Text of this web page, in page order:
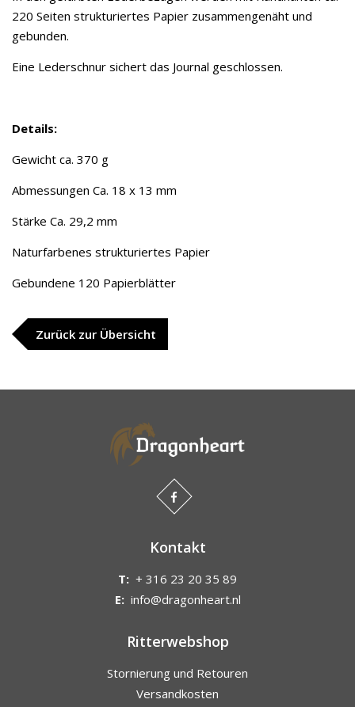
220 Seiten strukturiertes Papier zusammengenäht und
gebunden.
Eine Lederschnur sichert das Journal geschlossen.
Details:
Gewicht ca. 370 g
Abmessungen Ca. 18 x 13 mm
Stärke Ca. 29,2 mm
Naturfarbenes strukturiertes Papier
Gebundene 120 Papierblätter
Zurück zur Übersicht
Kontakt
T: + 316 23 20 35 89
E: info@dragonheart.nl
Ritterwebshop
Stornierung und Retouren
Versandkosten